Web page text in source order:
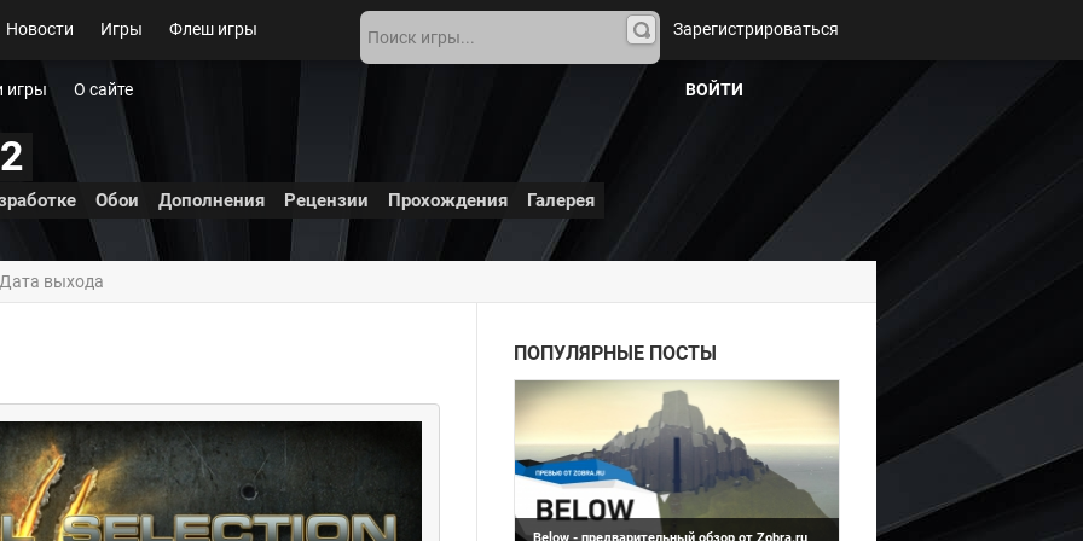
Новости Игры Флеш игры
игры О сайте
На
йти
Зарегистрироваться
ВОЙТИ
Обои Дополнения Рецензии Прохождения Галерея
выхода
ПОПУЛЯРНЫЕ ПОСТЫ
Below
Below - предварительный обзор от Zobra.ru